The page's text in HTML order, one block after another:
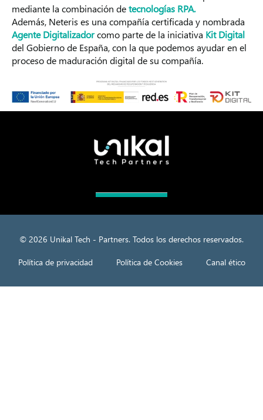
mediante la combinación detecnologías RPA.
Además, Neteris es una compañía certificada y nombrada
Agente Digitalizadorcomo parte de la iniciativa Kit Digital
del Gobierno de España, con la que podemos ayudar en el
proceso de maduración digital de su compañía.
© 2026 Unikal Tech - Partners. Todos los derechos reservados.
Política de privacidad Política de Cookies Canal ético